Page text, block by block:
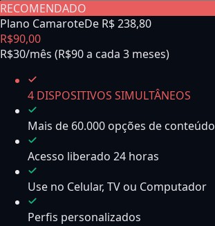
RECOMENDADO
Plano CamaroteDe R$238,80
R$90,00
R$30/mês (R$90 a cada 3 meses)
4 DISPOSITIVOS SIMULTÂNEOS
Mais de 60.000 opções de conteúdo
Acesso liberado 24 horas
Use no Celular, TV ou Computador
Perfis personalizados